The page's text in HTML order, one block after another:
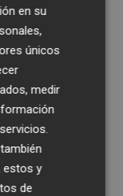
en agosto:
entrega de
de
en su
únicos
medir
también
estos y
de